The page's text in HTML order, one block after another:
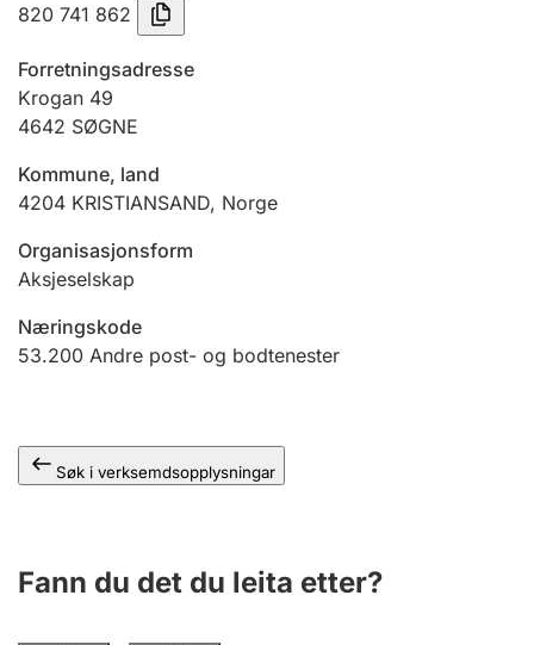
Tinglysing
Jeger
Ektepaktrettleiaren
Andre tema
820 741 862
Forretningsadresse
Krogan 49
4642 SØGNE
Kommune, land
4204 KRISTIANSAND, Norge
Organisasjonsform
Aksjeselskap
Næringskode
53.200 Andre post- og bodtenester
Søk i verksemdsopplysningar
Fann du det du leita etter?